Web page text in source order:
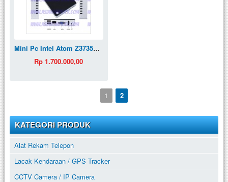
Mini Pc Intel Atom Z3735F Dual Display Hdmi Vga 2/32gb Win10
Rp 1.700.000,00
1 2
KATEGORI PRODUK
Alat Rekam Telepon
Lacak Kendaraan / GPS Tracker
CCTV Camera / IP Camera